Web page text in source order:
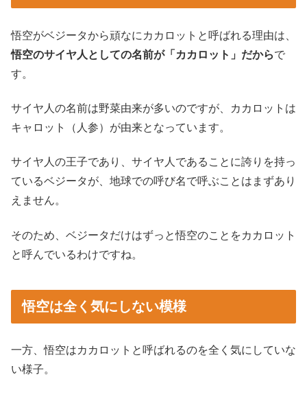
悟空がベジータから頑なにカカロットと呼ばれる理由は、
悟空のサイヤ人としての名前が「カカロット」だからで
す。
サイヤ人の名前は野菜由来が多いのですが、カカロットは
キャロット（人参）が由来となっています。
サイヤ人の王子であり、サイヤ人であることに誇りを持っ
ているベジータが、地球での呼び名で呼ぶことはまずあり
えません。
そのため、ベジータだけはずっと悟空のことをカカロット
と呼んでいるわけですね。
悟空は全く気にしない模様
一方、悟空はカカロットと呼ばれるのを全く気にしていな
い様子。